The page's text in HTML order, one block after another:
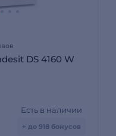
DS 4160 W
Есть в наличии
+ до 918 бонусов